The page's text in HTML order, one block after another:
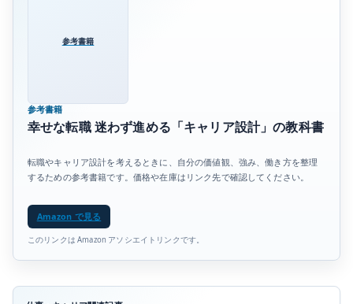
参考書籍
参考書籍
幸せな転職 迷わず進める「キャリア設計」の教科書
転職やキャリア設計を考えるときに、自分の価値観、強み、働き方を整理
するための参考書籍です。価格や在庫はリンク先で確認してください。
Amazon で見る
このリンクは Amazon アソシエイトリンクです。